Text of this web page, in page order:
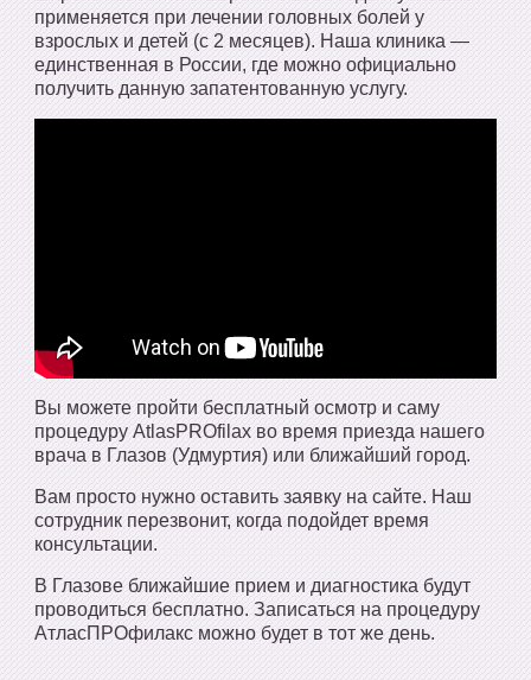
применяется при лечении головных болей у
взрослых и детей (с 2 месяцев). Наша клиника —
единственная в России, где можно официально
получить данную запатентованную услугу.
Вы можете пройти бесплатный осмотр и саму
процедуру AtlasPROfilax во время приезда нашего
врача в Глазов (Удмуртия) или ближайший город.
Вам просто нужно оставить заявку на сайте. Наш
сотрудник перезвонит, когда подойдет время
консультации.
В Глазове ближайшие прием и диагностика будут
проводиться бесплатно. Записаться на процедуру
АтласПРОфилакс можно будет в тот же день.